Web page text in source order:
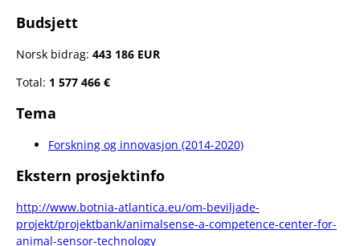
Budsjett
Norsk bidrag: 443 186 EUR
Total: 1 577 466 €
Tema
Forskning og innovasjon (2014-2020)
Ekstern prosjektinfo
http://www.botnia-atlantica.eu/om-beviljade-
projekt/projektbank/animalsense-a-competence-center-for-
animal-sensor-technology